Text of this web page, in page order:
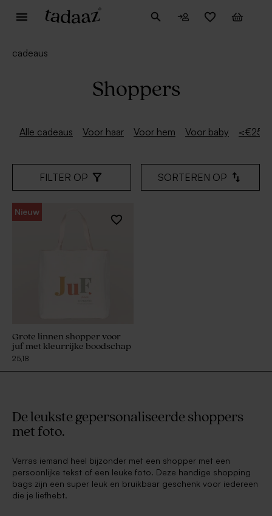
cadeaus
Shoppers
Alle cadeaus Voor haar Voor hem Voor baby <€25
FILTER OP SORTEREN OP
Nieuw
Grote linnen shopper voor
juf met kleurrijke boodschap
25,18
De leukste gepersonaliseerde shoppers
met foto.
Verras iemand heel bijzonder met een shopper met een
persoonlijke tekst of een leuke foto. Deze handige shopping
bags zijn een super leuk en bruikbaar geschenk voor iedereen
die je liefhebt.